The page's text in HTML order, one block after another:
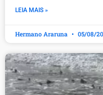
LEIA MAIS »
Hermano Araruna 05/08/